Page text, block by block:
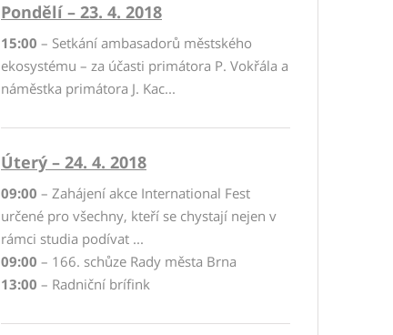
Pondělí – 23. 4. 2018
15:00 – Setkání ambasadorů městského
ekosystému – za účasti primátora P. Vokřála a
náměstka primátora J. Kac...
Úterý – 24. 4. 2018
09:00 – Zahájení akce International Fest
určené pro všechny, kteří se chystají nejen v
rámci studia podívat ...
09:00 – 166. schůze Rady města Brna
13:00 – Radniční brífink